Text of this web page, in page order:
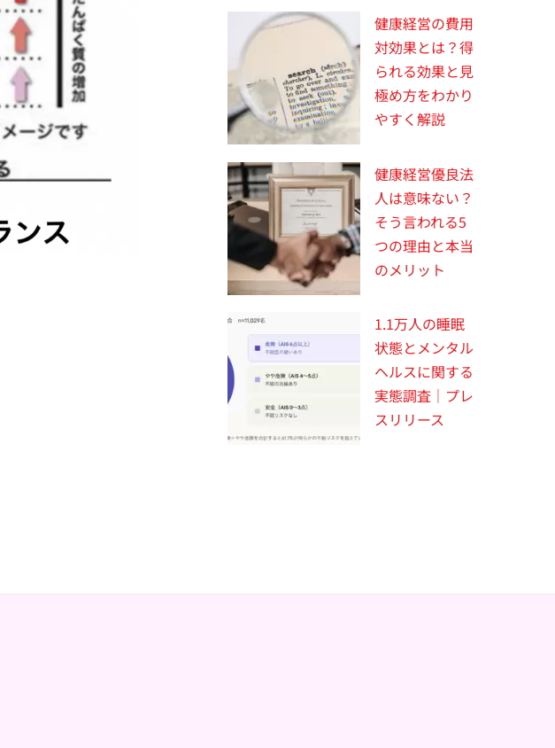
健康経営の費用
対効果とは？得
られる効果と見
極め方をわかり
やすく解説
健康経営優良法
人は意味ない？
そう言われる5
つの理由と本当
のメリット
1.1万人の睡眠
状態とメンタル
ヘルスに関する
実態調査｜プレ
スリリース